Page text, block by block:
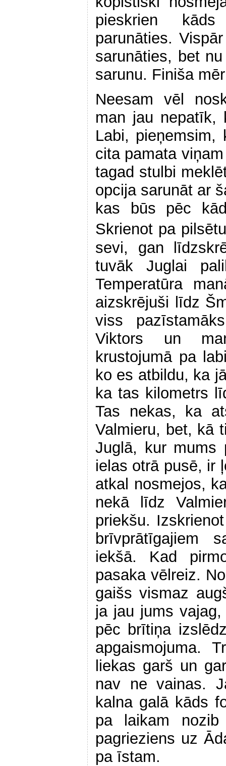
pieskrien
parunāties.
sarunāties, bet
sarunu. Finiša
Neesam vēl
man jau nepatīk,
Labi,
cita pamata
tagad stulbi
opcija sarunāt ar
kas būs pēc
Skrienot pa
sevi, gan
tuvāk Juglai
Temperatūra
aizskrējuši līdz
viss
Viktors un
krustojumā pa
ko es atbildu, ka
ka tas kilometrs
Tas nekas, ka
Valmieru, bet, kā
Juglā, kur mums
ielas otrā pusē, ir
atkal nosmejos,
nekā līdz
priekšu.
brīvprātīgajiem
iekšā. Kad
pasaka vēlreiz.
gaišs vismaz
ja jau jums
pēc brītiņa
apgaismojuma.
liekas garš un
nav ne vainas.
kalna galā kāds
pa laikam
pagrieziens uz
pa īstam.